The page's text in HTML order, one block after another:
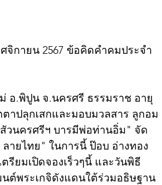
กายน 2567 ข้อคิดคำคมประจำ
อ.พิปูน จ.นครศรี ธรรมราช อายุ
าปลุกเสกและมอบมวลสาร ลูกอม
วนครศรีฯ บารมีพ่อท่านอิ่ม" จัด
ายไทย" ในการนี้ ป๊อบ อ่างทอง
รียมเปิดจองเร็วๆนี้ และวันพิธี
ต์พระเกจิดังแดนใต้ร่วมอธิษฐาน